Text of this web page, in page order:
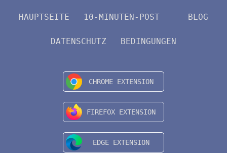
HAUPTSEITE 10-MINUTEN-POST BLOG
DATENSCHUTZ BEDINGUNGEN